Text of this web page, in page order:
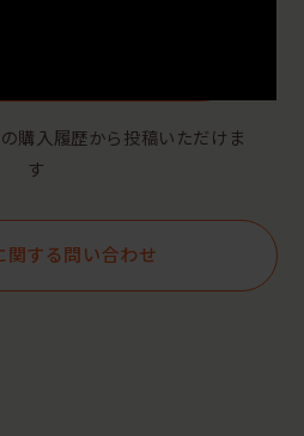
購入履歴から投稿いただけま
す
関する問い合わせ